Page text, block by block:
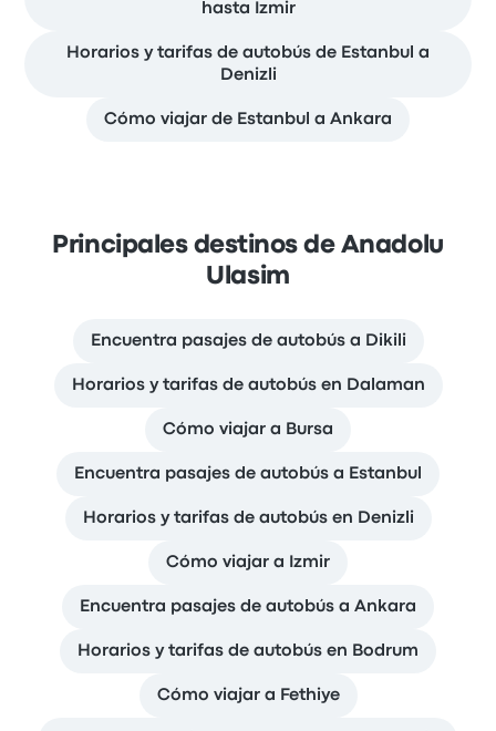
hasta Izmir
Horarios y tarifas de autobús de Estanbul a
Denizli
Cómo viajar de Estanbul a Ankara
Principales destinos de Anadolu
Ulasim
Encuentra pasajes de autobús a Dikili
Horarios y tarifas de autobús en Dalaman
Cómo viajar a Bursa
Encuentra pasajes de autobús a Estanbul
Horarios y tarifas de autobús en Denizli
Cómo viajar a Izmir
Encuentra pasajes de autobús a Ankara
Horarios y tarifas de autobús en Bodrum
Cómo viajar a Fethiye